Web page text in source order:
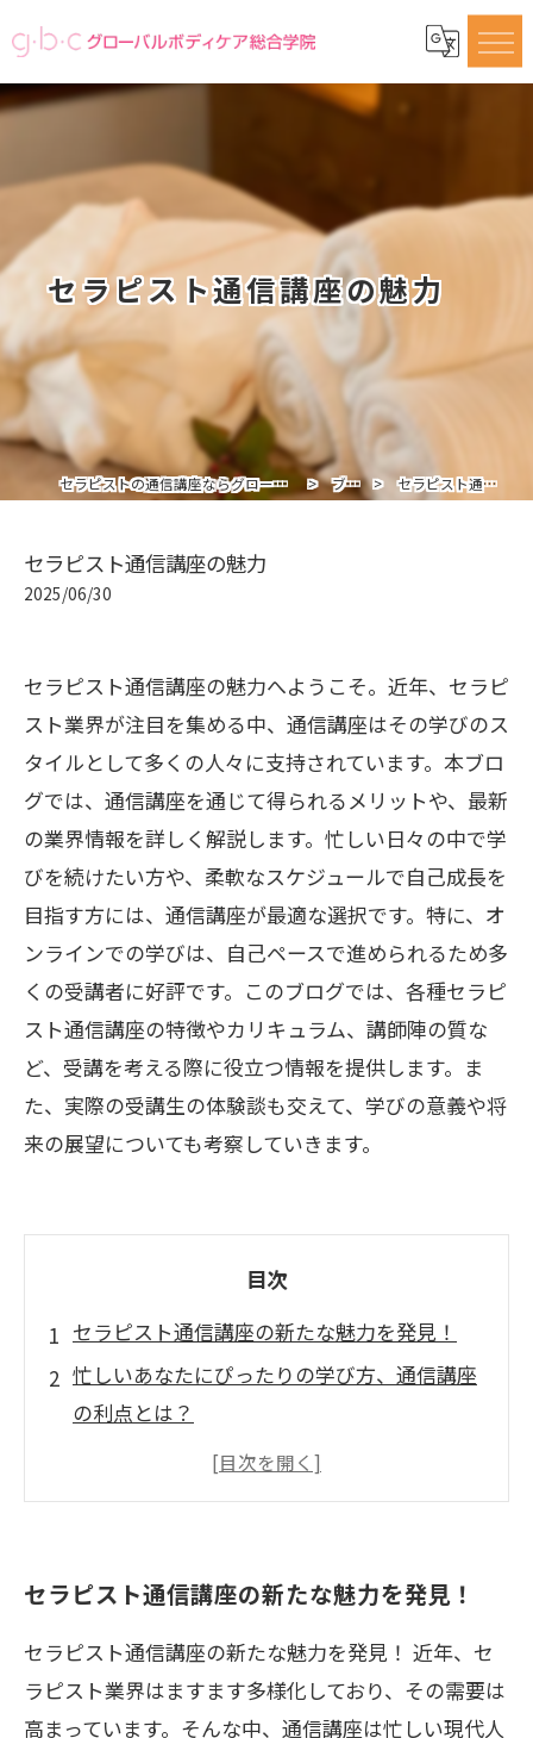
セラピスト通信講座の魅力
セラピストの通信講座ならグローバルボディケア総合学院 ブログ セラピスト通信講座の魅力
セラピスト通信講座の魅力
2025/06/30
セラピスト通信講座の魅力へようこそ。近年、セラピ
スト業界が注目を集める中、通信講座はその学びのス
タイルとして多くの人々に支持されています。本ブロ
グでは、通信講座を通じて得られるメリットや、最新
の業界情報を詳しく解説します。忙しい日々の中で学
びを続けたい方や、柔軟なスケジュールで自己成長を
目指す方には、通信講座が最適な選択です。特に、オ
ンラインでの学びは、自己ペースで進められるため多
くの受講者に好評です。このブログでは、各種セラピ
スト通信講座の特徴やカリキュラム、講師陣の質な
ど、受講を考える際に役立つ情報を提供します。ま
た、実際の受講生の体験談も交えて、学びの意義や将
来の展望についても考察していきます。
目次
セラピスト通信講座の新たな魅力を発見！
忙しいあなたにぴったりの学び方、通信講座
の利点とは？
実際の成功ストーリー：通信講座で変わった
人生
活用法
未来のセラピストへの道：通信講座で切り開
セラピスト通信講座の新たな魅力を発見！
セラピスト通信講座の新たな魅力を発見！ 近年、セ
ラピスト業界はますます多様化しており、その需要は
高まっています。そんな中、通信講座は忙しい現代人